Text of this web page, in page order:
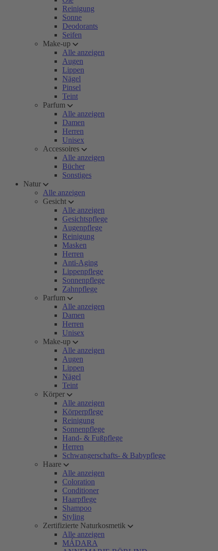
Reinigung
Sonne
Deodorants
Seifen
Make-up
Alle anzeigen
Augen
Lippen
Nägel
Pinsel
Teint
Parfum
Alle anzeigen
Damen
Herren
Unisex
Accessoires
Alle anzeigen
Bücher
Sonstiges
Natur
Alle anzeigen
Gesicht
Alle anzeigen
Gesichtspflege
Augenpflege
Reinigung
Masken
Herren
Anti-Aging
Lippenpflege
Sonnenpflege
Zahnpflege
Parfum
Alle anzeigen
Damen
Herren
Unisex
Make-up
Alle anzeigen
Augen
Lippen
Nägel
Teint
Körper
Alle anzeigen
Körperpflege
Reinigung
Sonnenpflege
Hand- & Fußpflege
Herren
Schwangerschafts- & Babypflege
Haare
Alle anzeigen
Coloration
Conditioner
Haarpflege
Shampoo
Styling
Zertifizierte Naturkosmetik
Alle anzeigen
MÁDARA